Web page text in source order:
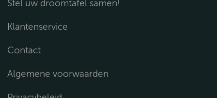
Stel uw droomtafel samen!
Klantenservice
Contact
Algemene voorwaarden